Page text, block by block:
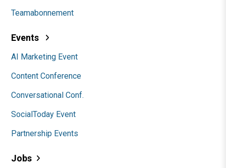
Teamabonnement
Events
AI Marketing Event
Content Conference
Conversational Conf.
SocialToday Event
Partnership Events
Jobs